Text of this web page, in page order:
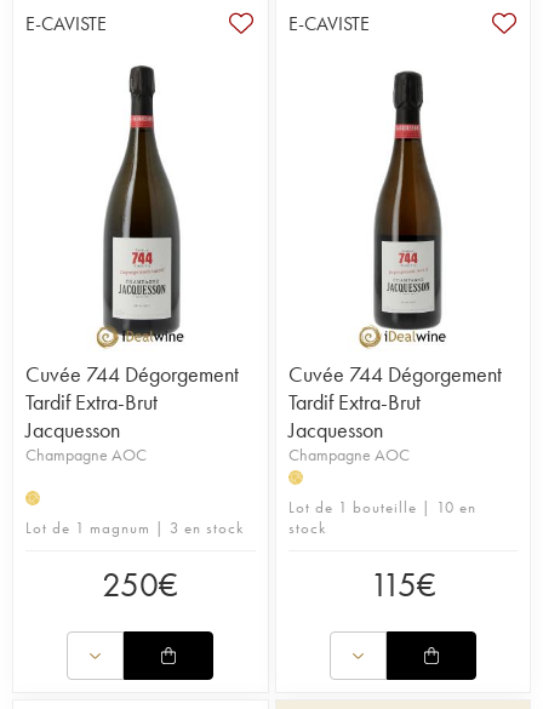
E-CAVISTE
Cuvée 744 Dégorgement
Tardif Extra-Brut
Jacquesson
Champagne AOC
H
Lot de 1 magnum | 3 en stock
250€
E-CAVISTE
Cuvée 744 Dégorgement
Tardif Extra-Brut
Jacquesson
Champagne AOC
H
Lot de 1 bouteille | 10 en
stock
115€